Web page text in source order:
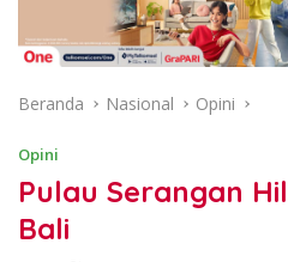
Beranda Nasional Opini
Opini
Pulau Serangan
Bali